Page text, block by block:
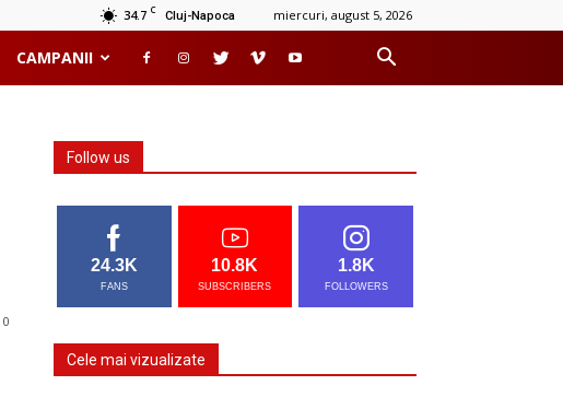
34.7 C Cluj-Napoca miercuri, august 5, 2026
CAMPANII
0
Follow us
24.3K
FANS
10.8K
SUBSCRIBERS
1.8K
FOLLOWERS
Cele mai vizualizate